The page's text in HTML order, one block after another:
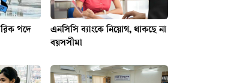
পদে
এনসিসি ব্যাংকে নিয়োগ, থাকছে না
বয়সসীমা